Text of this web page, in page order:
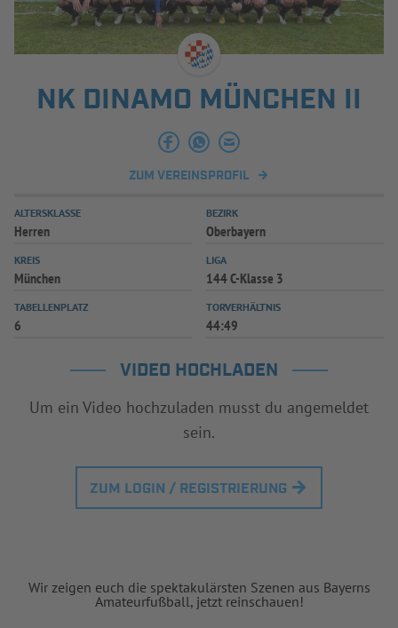
AUSBILDUNG & FÖRDERUNG
INFOTHEK SPIELPLUS
NK DINAMO MÜNCHEN II
ZUM VEREINSPROFIL
ALTERSKLASSE
Herren
BEZIRK
Oberbayern
KREIS
München
LIGA
144 C-Klasse 3
TABELLENPLATZ
6
TORVERHÄLTNIS
44:49
VIDEO HOCHLADEN
Um ein Video hochzuladen musst du angemeldet
sein.
ZUM LOGIN / REGISTRIERUNG
Wir zeigen euch die spektakulärsten Szenen aus Bayerns
Amateurfußball, jetzt reinschauen!